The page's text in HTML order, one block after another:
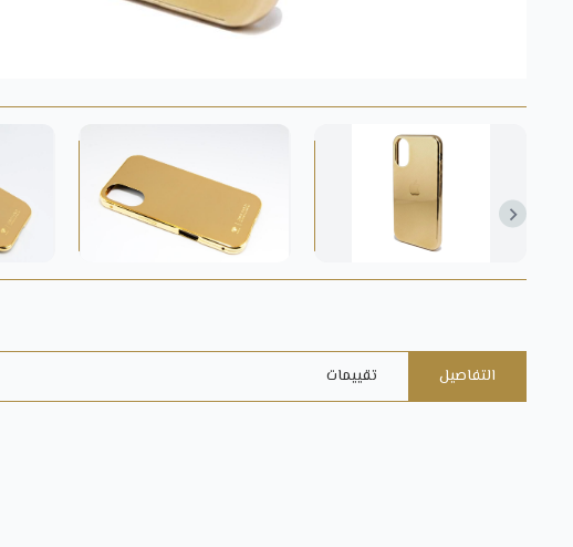
التفاصيل تقييمات